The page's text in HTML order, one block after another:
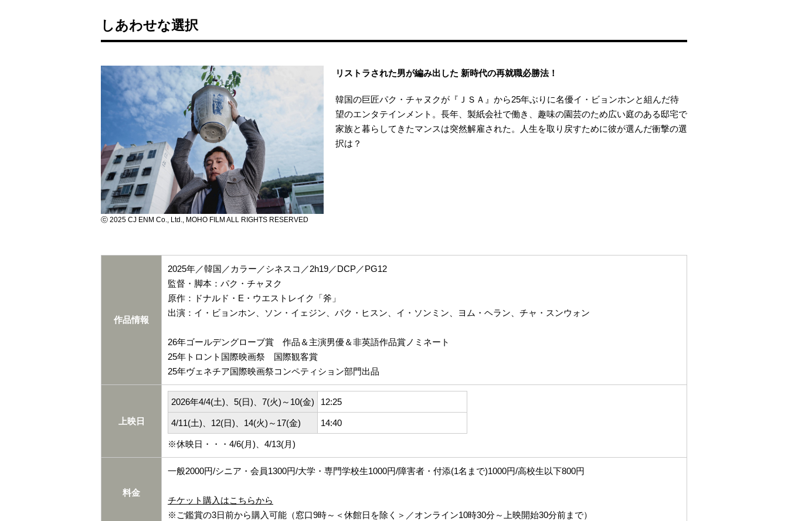
しあわせな選択
ⓒ 2025 CJ ENM Co., Ltd., MOHO FILM ALL RIGHTS RESERVED
リストラされた男が編み出した 新時代の再就職必勝法！
韓国の巨匠パク・チャヌクが『ＪＳＡ』から25年ぶりに名優イ・ビョンホンと組んだ待
望のエンタテインメント。長年、製紙会社で働き、趣味の園芸のため広い庭のある邸宅で
家族と暮らしてきたマンスは突然解雇された。人生を取り戻すために彼が選んだ衝撃の選
択は？
作品情報
2025年／韓国／カラー／シネスコ／2h19／DCP／PG12
監督・脚本：パク・チャヌク
原作：ドナルド・E・ウエストレイク「斧」
出演：イ・ビョンホン、ソン・イェジン、パク・ヒスン、イ・ソンミン、ヨム・ヘラン、チャ・スンウォン
26年ゴールデングローブ賞 作品＆主演男優＆非英語作品賞ノミネート
25年トロント国際映画祭 国際観客賞
25年ヴェネチア国際映画祭コンペティション部門出品
上映日
2026年4/4(土)、5(日)、7(火)～10(金) 12:25
4/11(土)、12(日)、14(火)～17(金) 14:40
※休映日・・・4/6(月)、4/13(月)
料金
一般2000円/シニア・会員1300円/大学・専門学校生1000円/障害者・付添(1名まで)1000円/高校生以下800円
チケット購入はこちらから
※ご鑑賞の3日前から購入可能（窓口9時～＜休館日を除く＞／オンライン10時30分～上映開始30分前まで）